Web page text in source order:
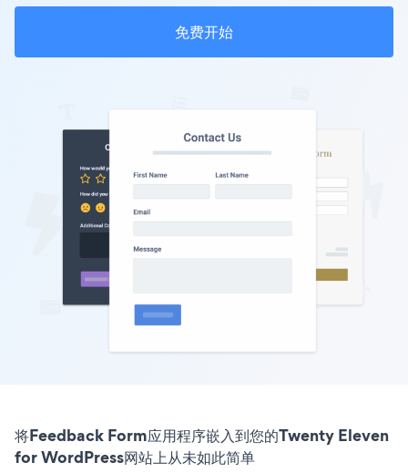
免费开始
将Feedback Form应用程序嵌入到您的Twenty Eleven
for WordPress网站上从未如此简单